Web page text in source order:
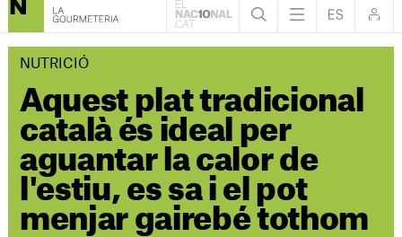
NUTRICIÓ
Aquest plat tradicional
català és ideal per
aguantar la calor de
l'estiu, es sa i el pot
menjar gairebé tothom